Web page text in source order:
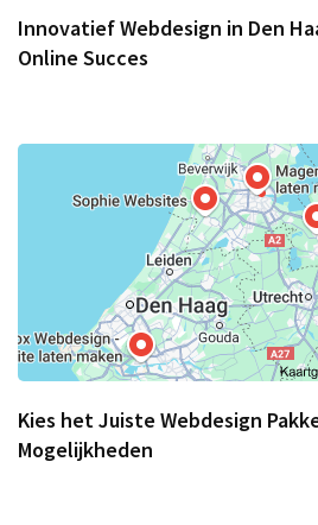
Innovatief Webdesign in Den
Online Succes
Kies het Juiste Webdesign
Mogelijkheden